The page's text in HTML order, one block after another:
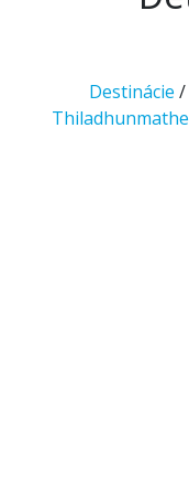
Destinácie /